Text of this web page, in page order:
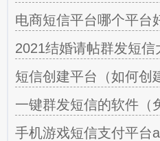
电商短信平台哪个平台
2021结婚请帖群发短
短信创建平台（如何创
一键群发短信的软件（
手机游戏短信支付平台